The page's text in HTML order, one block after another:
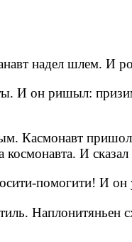
надел шлем. И
И он ришыл:
Касмонавт
космонавта. И
помогити! И он
Наплонитяньен